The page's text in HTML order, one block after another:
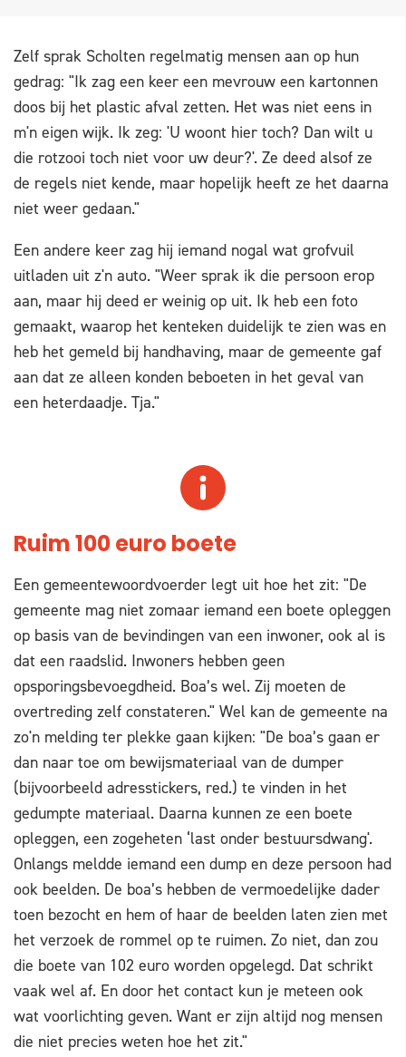
Zelf sprak Scholten regelmatig mensen aan op hun
gedrag: "Ik zag een keer een mevrouw een kartonnen
doos bij het plastic afval zetten. Het was niet eens in
m'n eigen wijk. Ik zeg: 'U woont hier toch? Dan wilt u
die rotzooi toch niet voor uw deur?'. Ze deed alsof ze
de regels niet kende, maar hopelijk heeft ze het daarna
niet weer gedaan."
Een andere keer zag hij iemand nogal wat grofvuil
uitladen uit z'n auto. "Weer sprak ik die persoon erop
aan, maar hij deed er weinig op uit. Ik heb een foto
gemaakt, waarop het kenteken duidelijk te zien was en
heb het gemeld bij handhaving, maar de gemeente gaf
aan dat ze alleen konden beboeten in het geval van
een heterdaadje. Tja."
Ruim 100 euro boete
Een gemeentewoordvoerder legt uit hoe het zit: "De
gemeente mag niet zomaar iemand een boete opleggen
op basis van de bevindingen van een inwoner, ook al is
dat een raadslid. Inwoners hebben geen
opsporingsbevoegdheid. Boa’s wel. Zij moeten de
overtreding zelf constateren." Wel kan de gemeente na
zo'n melding ter plekke gaan kijken: "De boa’s gaan er
dan naar toe om bewijsmateriaal van de dumper
(bijvoorbeeld adresstickers, red.) te vinden in het
gedumpte materiaal. Daarna kunnen ze een boete
opleggen, een zogeheten ‘last onder bestuursdwang'.
Onlangs meldde iemand een dump en deze persoon had
ook beelden. De boa’s hebben de vermoedelijke dader
toen bezocht en hem of haar de beelden laten zien met
het verzoek de rommel op te ruimen. Zo niet, dan zou
die boete van 102 euro worden opgelegd. Dat schrikt
vaak wel af. En door het contact kun je meteen ook
wat voorlichting geven. Want er zijn altijd nog mensen
die niet precies weten hoe het zit."